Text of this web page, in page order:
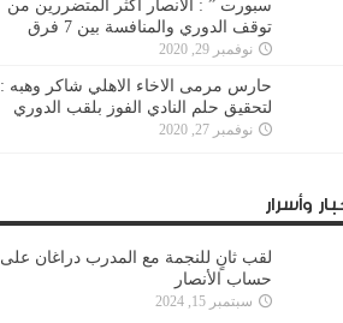
سبورت ” : الأنصار أكثر المتضررين من
توقف الدوري والمنافسة بين 7 فرق
نوفمبر 29, 2020
حارس مرمى الاخاء الاهلي شاكر وهبه :
لتحقيق حلم النادي الفوز بلقب الدوري
نوفمبر 27, 2020
وأسرار
لقب ثانٍ للنجمة مع المدرب دراغان على
حساب الأنصار
سبتمبر 15, 2024